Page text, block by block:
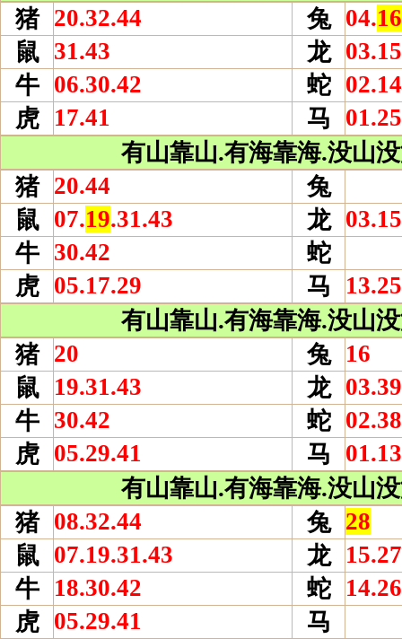
猪 20.32.44 兔 04.16
鼠 31.43 龙
牛 06.30.42 蛇
虎
17.41 马
有山靠山.有海靠海.没山
猪 20.44
兔
鼠 07.19.31.43 龙
牛 30.42
蛇
虎 05.17.29 马
有山靠山.有海靠海.没山
猪 20 兔
16
鼠
19.31.43 龙 03.39
牛 30.42 蛇 02.38
虎 05.29.41 马
有山靠山.有海靠海.没山
猪 08.32.44 兔 28
鼠 07.19.31.43 龙
15.27
牛
18.30.42 蛇
虎 05.29.41
马